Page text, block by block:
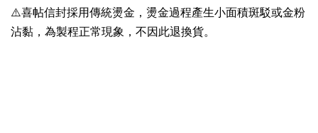
⚠️喜帖信封採用傳統燙金，燙金過程產生小面積斑駁或金粉
沾黏，為製程正常現象，不因此退換貨。